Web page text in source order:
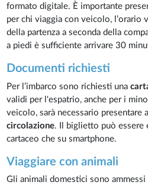
formato digitale. È importante
per chi viaggia con veicolo, l’orario
della partenza a seconda della
a piedi è sufficiente arrivare 30
Documenti richiesti
Per l’imbarco sono richiesti una
validi per l'espatrio, anche per i
veicolo, sarà necessario presentare
circolazione. Il biglietto può essere
cartaceo che su smartphone.
Viaggiare con animali
Gli animali domestici sono